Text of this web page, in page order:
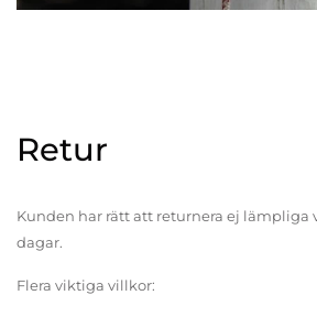
Retur
Kunden har rätt att returnera ej lämpliga
dagar.
Flera viktiga villkor: